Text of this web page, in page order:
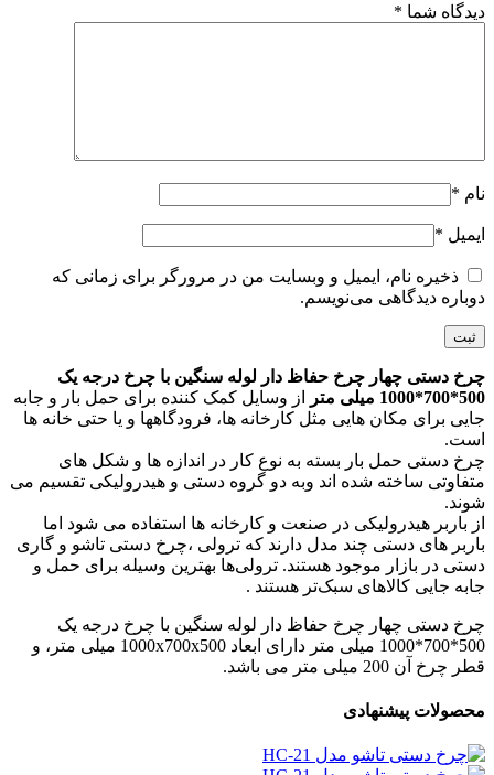
دیدگاه شما *
نام *
ایمیل *
ذخیره نام، ایمیل و وبسایت من در مرورگر برای زمانی که
دوباره دیدگاهی می‌نویسم.
چرخ دستی چهار چرخ حفاظ دار لوله سنگین با چرخ درجه یک
500*700*1000 میلی متر
از وسایل کمک کننده برای حمل بار و جابه
جایی برای مکان هایی مثل کارخانه ها، فرودگاهها و یا حتی خانه ها
است.
چرخ دستی حمل بار بسته به نوع کار در اندازه ها و شکل های
متفاوتی ساخته شده اند وبه دو گروه دستی و هیدرولیکی تقسیم می
شوند.
از باربر هیدرولیکی در صنعت و کارخانه ها استفاده می شود اما
باربر های دستی چند مدل دارند که ترولی ،چرخ دستی تاشو و گاری
دستی در بازار موجود هستند. ترولی‌ها بهترین وسیله برای حمل و
جابه جایی کالاهای سبک‌تر هستند .
چرخ دستی چهار چرخ حفاظ دار لوله سنگین با چرخ درجه یک
500*700*1000 میلی متر دارای ابعاد 1000x700x500 میلی متر، و
قطر چرخ آن 200 میلی متر می باشد.
محصولات پیشنهادی